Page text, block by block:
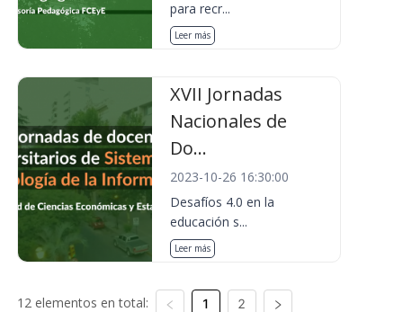
para recr...
Leer más
XVII Jornadas
Nacionales de
Do...
2023-10-26 16:30:00
Desafíos 4.0 en la
educación s...
Leer más
12 elementos en total: 1 2